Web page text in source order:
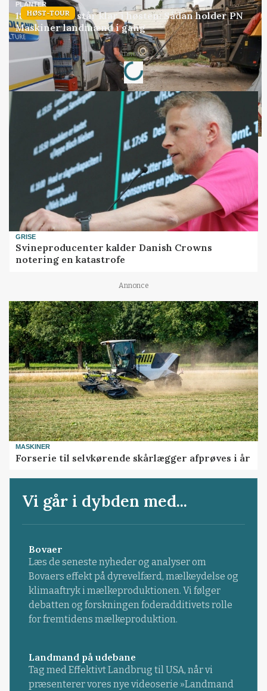
HØST-TOUR
PLANTER
18 montører står klar i høsten: Sådan holder PN
Maskiner landmænd i gang
Annonce
Loading...
GRISE
Svineproducenter kalder Danish Crowns
notering en katastrofe
Annonce
MASKINER
Forserie til selvkørende skårlægger afprøves i år
Vi går i dybden med...
Bovaer
Læs de seneste nyheder og analyser om
Bovaers effekt på dyrevelfærd, mælkeydelse og
klimaaftryk i mælkeproduktionen. Vi følger
debatten og forskningen foderadditivets rolle
for fremtidens mælkeproduktion.
Landmand på udebane
Tag med Effektivt Landbrug til USA, når vi
præsenterer vores nye videoserie »Landmand